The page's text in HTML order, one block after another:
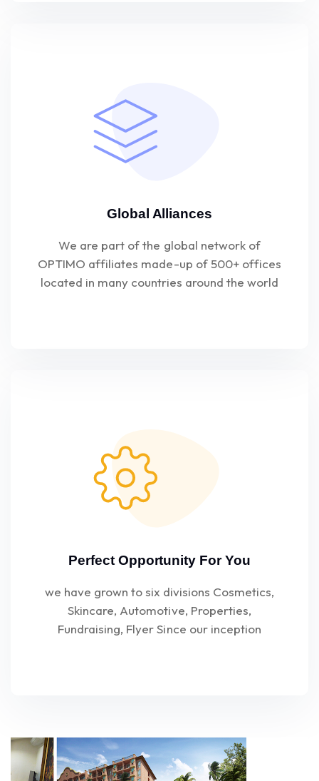
Global Alliances
We are part of the global network of
OPTIMO affiliates made-up of 500+ offices
located in many countries around the world
Perfect Opportunity For You
we have grown to six divisions Cosmetics,
Skincare, Automotive, Properties,
Fundraising, Flyer Since our inception